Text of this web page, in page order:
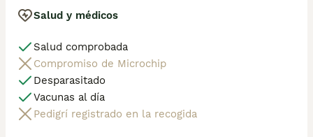
Salud y médicos
Salud comprobada
Compromiso de Microchip
Desparasitado
Vacunas al día
Pedigrí registrado en la recogida